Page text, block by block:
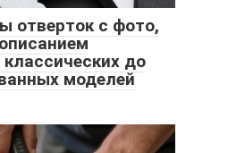
отверток с фото,
до
моделей